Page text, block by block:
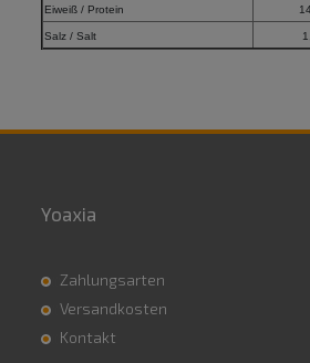
Eiweiß / Protein
Salz / Salt
Yoaxia
Zahlungsarten
Versandkosten
Kontakt